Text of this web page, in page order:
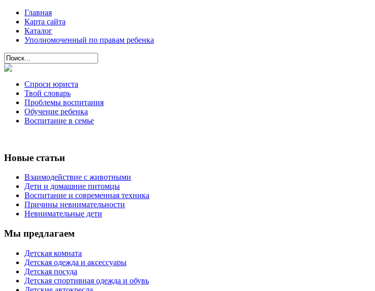
Главная
Карта сайта
Каталог
Уполномоченный по правам ребенка
Спроси юриста
Твой словарь
Проблемы воспитания
Обучение ребенка
Воспитание в семье
Новые статьи
Взаимодействие с животными
Дети и домашние питомцы
Воспитание и современная техника
Причины невнимательности
Невнимательные дети
Мы предлагаем
Детская комната
Детская одежда и аксессуары
Детская посуда
Детская спортивная одежда и обувь